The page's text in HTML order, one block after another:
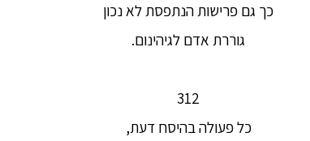
כך גם פרישות הנתפסת לא נכון
גוררת אדם לגיהינום.
312
כל פעולה בהיסח דעת,